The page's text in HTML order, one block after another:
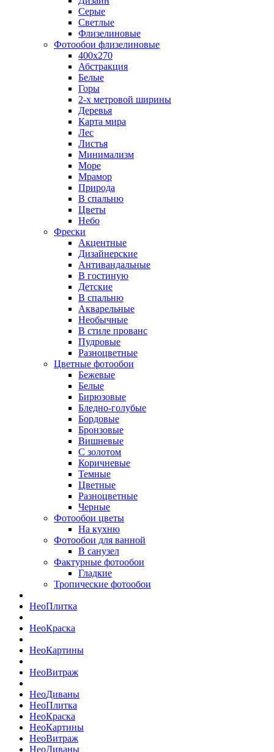
Серые
Светлые
Флизелиновые
Фотообои флизелиновые
400х270
Абстракция
Белые
Горы
2-х метровой ширины
Деревья
Карта мира
Лес
Листья
Минимализм
Море
Мрамор
Природа
В спальню
Цветы
Небо
Фрески
Акцентные
Дизайнерские
Антивандальные
В гостиную
Детские
В спальню
Акварельные
Необычные
В стиле прованс
Пудровые
Разноцветные
Цветные фотообои
Бежевые
Белые
Бирюзовые
Бледно-голубые
Бордовые
Бронзовые
Вишневые
С золотом
Коричневые
Темные
Цветные
Разноцветные
Черные
Фотообои цветы
На кухню
Фотообои для ванной
В санузел
Фактурные фотообои
Гладкие
Тропические фотообои
НеоПлитка
НеоКраска
НеоКартины
НеоВитраж
НеоДиваны
НеоПлитка
НеоКраска
НеоКартины
НеоВитраж
НеоДиваны